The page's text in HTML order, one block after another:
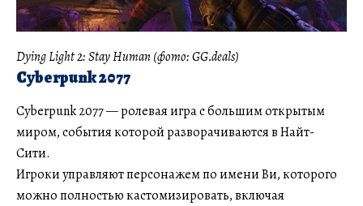
Dying Light 2: Stay Human (фото: GG.deals)
Cyberpunk 2077
Cyberpunk 2077 — ролевая игра с большим открытым
миром, события которой разворачиваются в Найт-
Сити.
Игроки управляют персонажем по имени Ви, которого
можно полностью кастомизировать, включая